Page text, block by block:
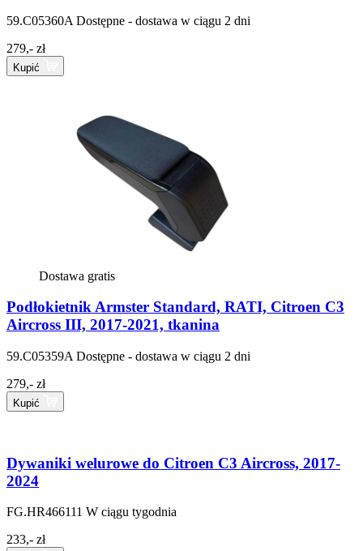
59.C05360A Dostępne - dostawa w ciągu 2 dni
279,- zł
Kupić
Dostawa gratis
Podłokietnik Armster Standard, RATI, Citroen C3
Aircross III, 2017-2021, tkanina
59.C05359A Dostępne - dostawa w ciągu 2 dni
279,- zł
Kupić
Dywaniki welurowe do Citroen C3 Aircross, 2017-
2024
FG.HR466111 W ciągu tygodnia
233,- zł